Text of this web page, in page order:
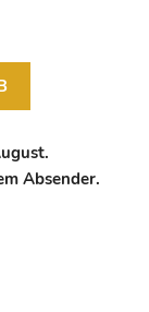
Absender.